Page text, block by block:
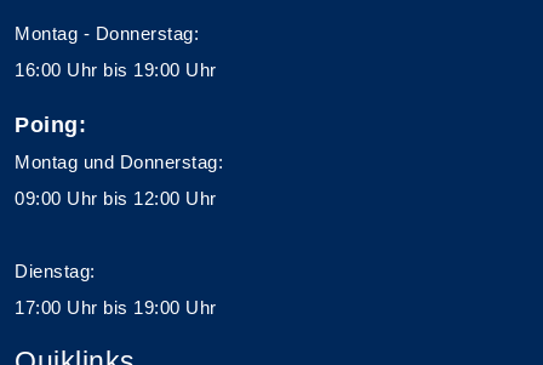
Montag - Donnerstag:
16:00 Uhr bis 19:00 Uhr
Poing:
Montag und Donnerstag:
09:00 Uhr bis 12:00 Uhr
Dienstag:
17:00 Uhr bis 19:00 Uhr